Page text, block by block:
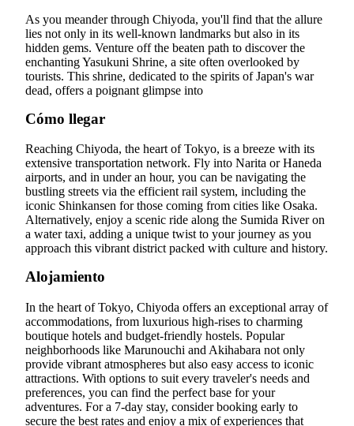
As you meander through Chiyoda, you'll find that the allure
lies not only in its well-known landmarks but also in its
hidden gems. Venture off the beaten path to discover the
enchanting Yasukuni Shrine, a site often overlooked by
tourists. This shrine, dedicated to the spirits of Japan's war
dead, offers a poignant glimpse into
Cómo llegar
Reaching Chiyoda, the heart of Tokyo, is a breeze with its
extensive transportation network. Fly into Narita or Haneda
airports, and in under an hour, you can be navigating the
bustling streets via the efficient rail system, including the
iconic Shinkansen for those coming from cities like Osaka.
Alternatively, enjoy a scenic ride along the Sumida River on
a water taxi, adding a unique twist to your journey as you
approach this vibrant district packed with culture and history.
Alojamiento
In the heart of Tokyo, Chiyoda offers an exceptional array of
accommodations, from luxurious high-rises to charming
boutique hotels and budget-friendly hostels. Popular
neighborhoods like Marunouchi and Akihabara not only
provide vibrant atmospheres but also easy access to iconic
attractions. With options to suit every traveler's needs and
preferences, you can find the perfect base for your
adventures. For a 7-day stay, consider booking early to
secure the best rates and enjoy a mix of experiences that